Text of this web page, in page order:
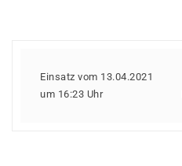
Einsatz vom 13.04.2021
um 16:23 Uhr